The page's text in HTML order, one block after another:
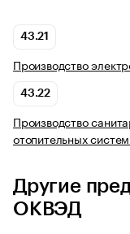
43.21
Производство
43.22
Производство
отопительных
Другие
ОКВЭД